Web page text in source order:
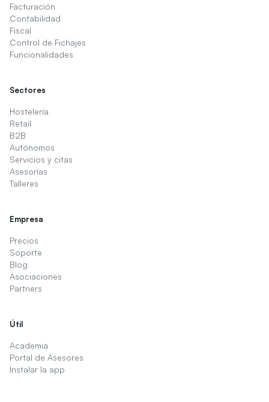
Facturación
Contabilidad
Fiscal
Control de Fichajes
Funcionalidades
Sectores
Hostelería
Retail
B2B
Autónomos
Servicios y citas
Asesorías
Talleres
Empresa
Precios
Soporte
Blog
Asociaciones
Partners
Útil
Academia
Portal de Asesores
Instalar la app